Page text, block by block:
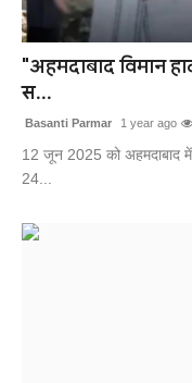
"अहमदाबाद विमान
स...
Basanti Parmar 1 year ago
12 जून 2025 को अहमदाबाद में
24...